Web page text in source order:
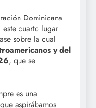
Dominicana
este cuarto lugar
sobre la cual
y del
, que se
es una
aspirábamos